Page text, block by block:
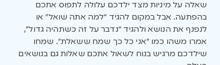
שאלה על מיניות מצד ילדכם עלולה לתפוס אתכם
בהפתעה. אבל במקום להגיד “למה אתה שואל” או
לנפנף את הנושא ולהגיד “נדבר על זה כשתהיה גדול”,
אמרו משהו כמו “אני כל כך שמח ששאלת”. שמחו
שילדכם מרגיש בנוח לשאול אתכם שאלות גם בנושאים